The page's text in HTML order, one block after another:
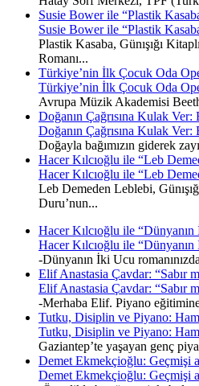
Susie Bower ile “Plastik
Susie Bower ile “Plastik
Plastik Kasaba, Günışığı
Romanı...
Türkiye’nin İlk Çocuk Oda
Türkiye’nin İlk Çocuk Oda
Avrupa Müzik Akademisi
Doğanın Çağrısına Kulak
Doğanın Çağrısına Kulak
Doğayla bağımızın giderek
Hacer Kılcıoğlu ile “Leb
Hacer Kılcıoğlu ile “Leb
Leb Demeden Leblebi,
Duru’nun...
Hacer Kılcıoğlu ile
Hacer Kılcıoğlu ile
-Dünyanın İki Ucu
Elif Anastasia Çavdar: “Sabır
Elif Anastasia Çavdar: “Sabır
-Merhaba Elif. Piyano eğitimine
Tutku, Disiplin ve Piyano:
Tutku, Disiplin ve Piyano:
Gaziantep’te yaşayan genç
Demet Ekmekçioğlu: Geçmişi
Demet Ekmekçioğlu: Geçmişi